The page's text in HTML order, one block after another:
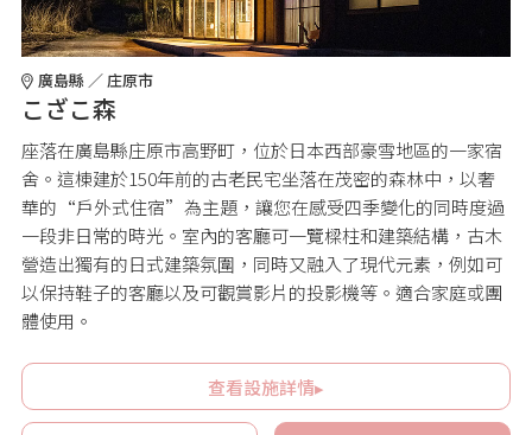
廣島縣 ／ 庄原市
こざこ森
座落在廣島縣庄原市高野町，位於日本西部豪雪地區的一家宿
舍。這棟建於150年前的古老民宅坐落在茂密的森林中，以奢
華的“戶外式住宿”為主題，讓您在感受四季變化的同時度過
一段非日常的時光。室內的客廳可一覽樑柱和建築結構，古木
營造出獨有的日式建築氛圍，同時又融入了現代元素，例如可
以保持鞋子的客廳以及可觀賞影片的投影機等。適合家庭或團
體使用。
查看設施詳情▸